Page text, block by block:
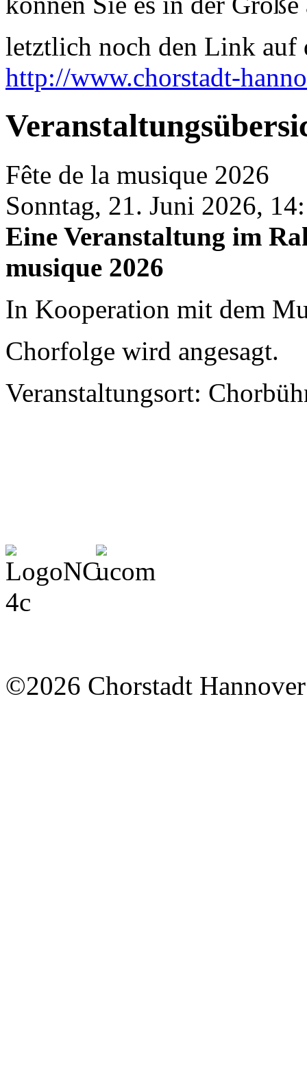
letztlich noch den Link auf
http://www.chorstadt-
Fête de la musique 2026
Sonntag, 21. Juni 2026,
Eine Veranstaltung im
musique 2026
In Kooperation mit dem
Chorfolge wird angesagt.
Veranstaltungsort:
©2026 Chorstadt Hannover